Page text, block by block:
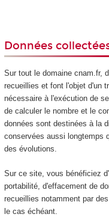
Données
Sur tout le domaine cnam.fr,
recueillies et font l'objet d'un
nécessaire à l'exécution de
de calculer le nombre et le
données sont destinées à la
conservées aussi longtemps
des évolutions.
Sur ce site, vous bénéficiez
portabilité, d'effacement de
recueillies notamment par
le cas échéant.